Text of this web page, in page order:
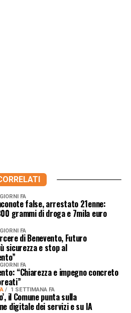
FA
false, arrestato 21enne:
grammi di droga e 7mila euro
FA
di Benevento, Futuro
sicurezza e stop al
FA
“Chiarezza e impegno concreto
1 SETTIMANA FA
il Comune punta sulla
digitale dei servizi e su IA